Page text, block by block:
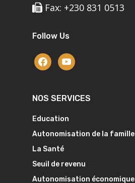
Fax: +230 831 0513
Follow Us
facebookyoutube
NOS SERVICES
Education
Autonomisation de la famille
La Santé
Seuil de revenu
Autonomisation économique